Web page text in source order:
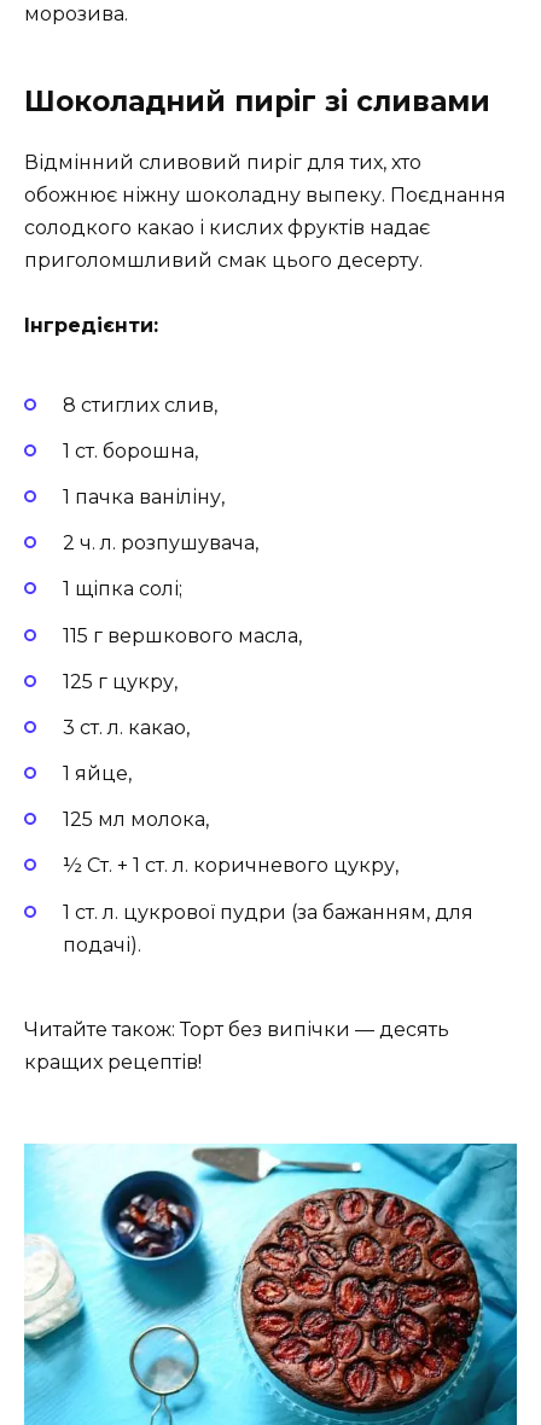
морозива.
Шоколадний пиріг зі сливами
Відмінний сливовий пиріг для тих, хто
обожнює ніжну шоколадну выпеку. Поєднання
солодкого какао і кислих фруктів надає
приголомшливий смак цього десерту.
Інгредієнти:
8 стиглих слив,
1 ст. борошна,
1 пачка ваніліну,
2 ч. л. розпушувача,
1 щіпка солі;
115 г вершкового масла,
125 г цукру,
3 ст. л. какао,
1 яйце,
125 мл молока,
½ Ст. + 1 ст. л. коричневого цукру,
1 ст. л. цукрової пудри (за бажанням, для
подачі).
Читайте також: Торт без випічки — десять
кращих рецептів!